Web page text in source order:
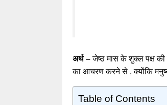
अर्थ –जेष्ठ मास के शुक्ल पक्ष की
का आचरण करने से , क्योंकि
Table of Contents